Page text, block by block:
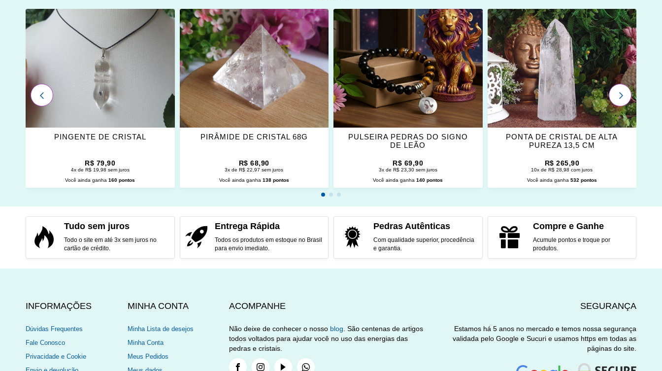
ADICIONAR
PINGENTE DE CRISTAL
R$ 79,90
4x de R$ 19,98 sem juros
Você ainda ganha160 pontos
ADICIONAR
OS
FAVORITOS
PIRÂMIDE DE CRISTAL 68G
R$ 68,90
3x de R$ 22,97 sem juros
Você ainda ganha 138 pontos
ADICIONAR
FAVORITOS
PULSEIRA PEDRAS DO SIGNO
DE LEÃO
R$ 69,90
3x de R$ 23,30 sem juros
Você ainda ganha140 pontos
ADICIONAR
OS
FAVORITOS
PONTA DE CRISTAL DE ALTA
PUREZA 13,5 CM
R$ 265,90
10x de R$ 28,98 com juros
Você ainda ganha 532 pontos
PRÓXIMO
ANTERIOR
Tudo sem juros
Todo o site em até 3x sem juros no
cartão de crédito.
Entrega Rápida
Todos os produtos em estoque no Brasil
para envio imediato.
Pedras Autênticas
Com qualidade superior, procedência
e garantia.
Compre e Ganhe
Acumule pontos e troque por
produtos.
INFORMAÇÕES
Dúvidas Frequentes
Fale Conosco
Privacidade e Cookie
MINHA CONTA
Minha Lista de desejos
Minha Conta
Meus Pedidos
SEGURANÇA
Estamos há 5 anos no mercado e temos nossa segurança
validada pelo Google e Sucuri e usamos https em todas as
páginas do site.
ACOMPANHE
Não deixe de conhecer o nosso blog . São centenas de artigos
todos voltados para ajudar você no uso das energias das
pedras e cristais.
FacebookInstagramYoutubeWhatsapp